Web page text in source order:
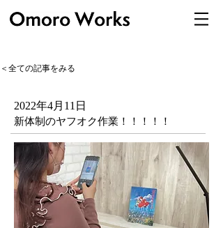
＜全ての記事をみる
2022年4月11日
新体制のヤフオク作業！！！！！